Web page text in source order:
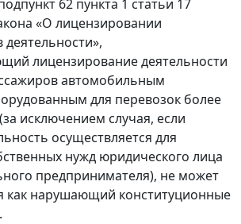
62 пункта 1 статьи 17
«О лицензировании
лицензирование деятельности
автомобильным
для перевозок более
исключением случая, если
осуществляется для
нужд юридического лица
предпринимателя), не может
как нарушающий конституционные